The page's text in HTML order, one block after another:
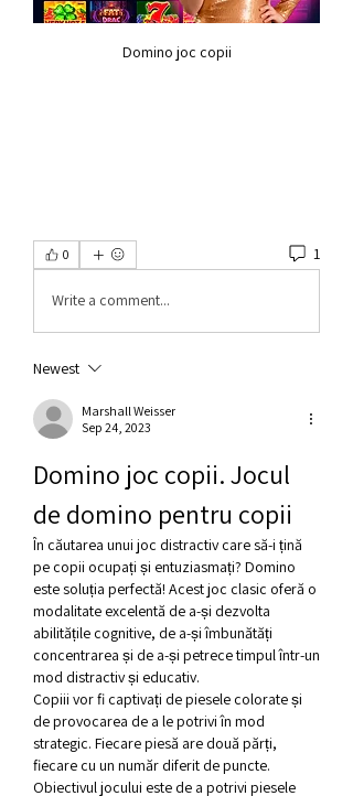
Domino joc copii
0 1
Write a comment...
Newest
Marshall Weisser
Sep 24, 2023
Domino joc copii. Jocul
de domino pentru copii
În căutarea unui joc distractiv care să-i țină
pe copii ocupați și entuziasmați? Domino
este soluția perfectă! Acest joc clasic oferă o
modalitate excelentă de a-și dezvolta
abilitățile cognitive, de a-și îmbunătăți
concentrarea și de a-și petrece timpul într-un
mod distractiv și educativ.
Copiii vor fi captivați de piesele colorate și
de provocarea de a le potrivi în mod
strategic. Fiecare piesă are două părți,
fiecare cu un număr diferit de puncte.
Obiectivul jocului este de a potrivi piesele